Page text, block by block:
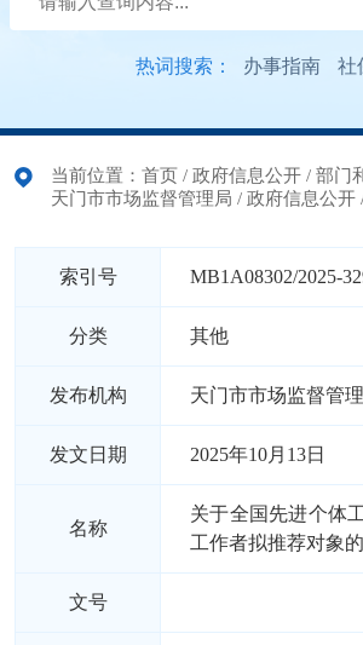
热词搜索： 办事指南 社
当前位置： 首页 / 政府信息公开 / 部门
天门市市场监督管理局 / 政府信息公开
索引号 MB1A08302/2025-
分类 其他
发布机构 天门市市场监督管
发文日期 2025年10月13日
名称
关于全国先进个体
工作者拟推荐对象
文号